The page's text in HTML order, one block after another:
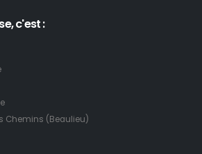
c'est :
Chemins (Beaulieu)